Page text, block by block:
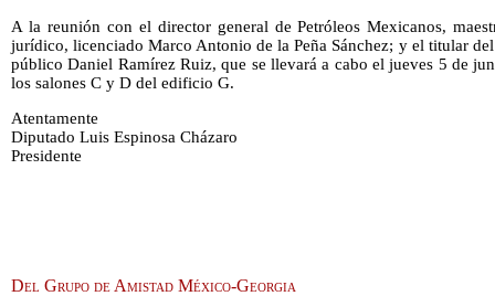
A la reunión con el director general de Petróleos Mexicanos,
jurídico, licenciado Marco Antonio de la Peña Sánchez; y el titular
público Daniel Ramírez Ruiz, que se llevará a cabo el jueves 5 de
los salones C y D del edificio G.
Atentamente
Diputado Luis Espinosa Cházaro
Presidente
Del Grupo de Amistad México-Georgia